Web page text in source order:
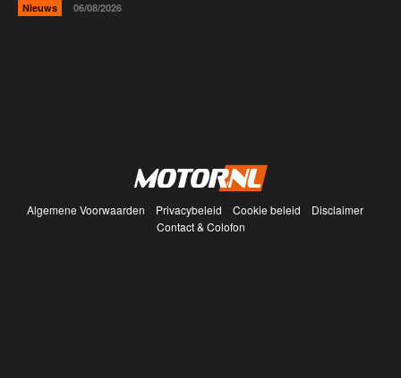
Nieuws 06/08/2026
Algemene Voorwaarden Privacybeleid Cookie beleid
Disclaimer
Contact & Colofon